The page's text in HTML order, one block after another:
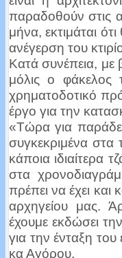
παραδοθούν στις
μήνα, εκτιμάται
ανέγερση του
Κατά συνέπεια,
μόλις ο φάκελος
χρηματοδοτικό
έργο για την
«Τώρα για
συγκεκριμένα στα
κάποια ιδιαίτερα
στα
πρέπει να έχει
αρχηγείου μας.
έχουμε εκδώσει
για την ένταξη
κα Αγόρου.